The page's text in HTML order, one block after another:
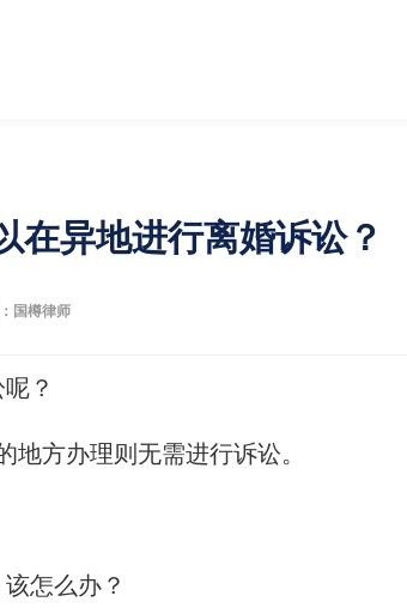
在异地进行离婚诉讼？
国樽律师
？
方办理则无需进行诉讼。
怎么办？